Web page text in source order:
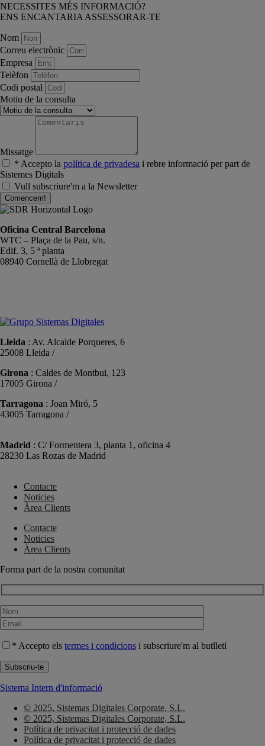
NECESSITES MÉS INFORMACIÓ?
ENS ENCANTARIA ASSESSORAR-TE
Nom
Correu electrònic
Empresa
Telèfon
Codi postal
Motiu de la consulta
Missatge
* Accepto la política de privadesa i rebre informació per part de
Sistemes Digitals
Vull subscriure'm a la Newsletter
Comencem!
Oficina Central Barcelona
WTC – Plaça de la Pau, s/n.
Edif. 3, 5 ª planta
08940 Cornellà de Llobregat
Lleida : Av. Alcalde Porqueres, 6
25008 Lleida /
Girona : Caldes de Montbui, 123
17005 Girona /
Tarragona : Joan Miró, 5
43005 Tarragona /
Madrid : C/ Formentera 3, planta 1, oficina 4
28230 Las Rozas de Madrid
Contacte
Noticies
Àrea Clients
Contacte
Noticies
Àrea Clients
Forma part de la nostra comunitat
* Accepto els termes i condicions i subscriure'm al butlletí
Sistema Intern d'informació
© 2025, Sistemas Digitales Corporate, S.L.
© 2025, Sistemas Digitales Corporate, S.L.
Política de privacitat i protecció de dades
Política de privacitat i protecció de dades